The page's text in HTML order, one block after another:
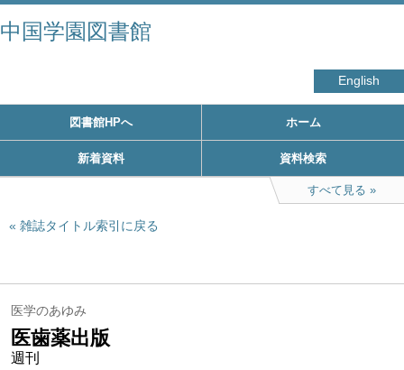
中国学園図書館
English
図書館HPへ ホーム
新着資料 資料検索
すべて見る
雑誌タイトル索引に戻る
医学のあゆみ
医歯薬出版
週刊